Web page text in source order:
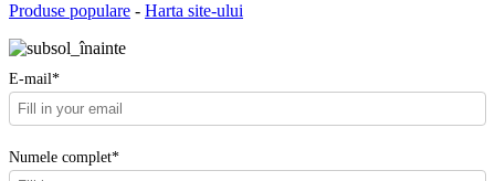
Produse populare - Harta site-ului
E-mail*
Numele complet*